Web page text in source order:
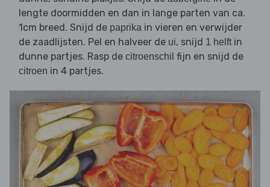
lengte doormidden en dan in lange parten van ca.
1cm breed. Snijd de paprika in vieren en verwijder
de zaadlijsten. Pel en halveer de ui, snijd 1 helft in
dunne partjes. Rasp de citroenschil fijn en snijd de
citroen in 4 partjes.